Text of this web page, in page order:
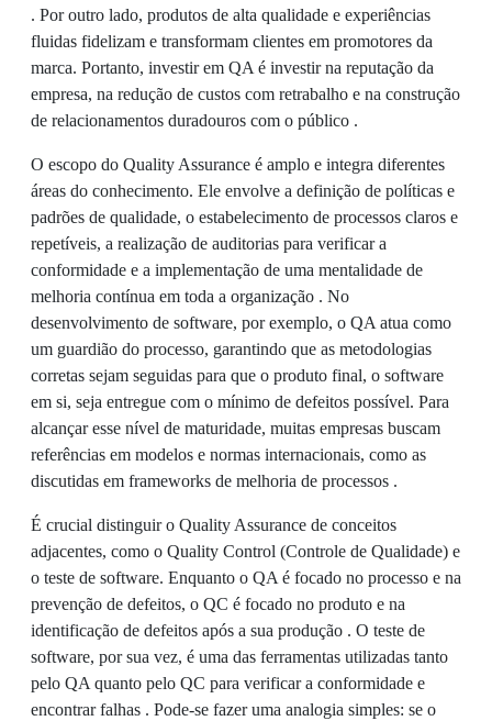
. Por outro lado, produtos de alta qualidade e experiências
fluidas fidelizam e transformam clientes em promotores da
marca. Portanto, investir em QA é investir na reputação da
empresa, na redução de custos com retrabalho e na construção
de relacionamentos duradouros com o público .
O escopo do Quality Assurance é amplo e integra diferentes
áreas do conhecimento. Ele envolve a definição de políticas e
padrões de qualidade, o estabelecimento de processos claros e
repetíveis, a realização de auditorias para verificar a
conformidade e a implementação de uma mentalidade de
melhoria contínua em toda a organização . No
desenvolvimento de software, por exemplo, o QA atua como
um guardião do processo, garantindo que as metodologias
corretas sejam seguidas para que o produto final, o software
em si, seja entregue com o mínimo de defeitos possível. Para
alcançar esse nível de maturidade, muitas empresas buscam
referências em modelos e normas internacionais, como as
discutidas em frameworks de melhoria de processos .
É crucial distinguir o Quality Assurance de conceitos
adjacentes, como o Quality Control (Controle de Qualidade) e
o teste de software. Enquanto o QA é focado no processo e na
prevenção de defeitos, o QC é focado no produto e na
identificação de defeitos após a sua produção . O teste de
software, por sua vez, é uma das ferramentas utilizadas tanto
pelo QA quanto pelo QC para verificar a conformidade e
encontrar falhas . Pode-se fazer uma analogia simples: se o